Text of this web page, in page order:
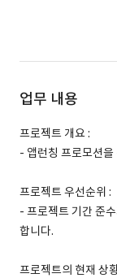
업무 내용
프로젝트 개요 :
- 앱런칭 프로모션
프로젝트 우선순위 :
- 프로젝트 기간 준
합니다.
프로젝트의 현재 상